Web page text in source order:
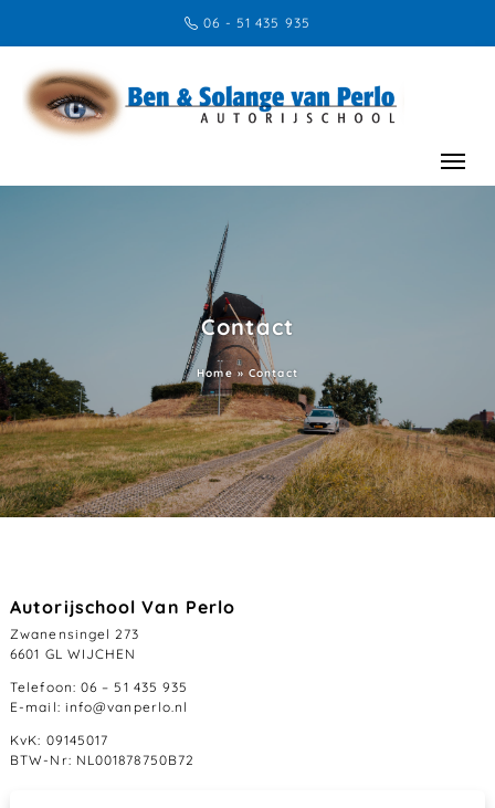
06 - 51 435 935
Contact
Home » Contact
Autorijschool Van Perlo
Zwanensingel 273
6601 GL WIJCHEN
Telefoon: 06 – 51 435 935
E-mail: info@vanperlo.nl
KvK: 09145017
BTW-Nr: NL001878750B72